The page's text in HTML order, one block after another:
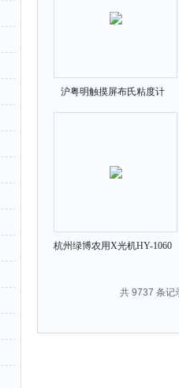
沪粤明触摸屏布氏粘度计
NDJ-1C-
杭州绿博农用X光机HY-1060
共 9737 条